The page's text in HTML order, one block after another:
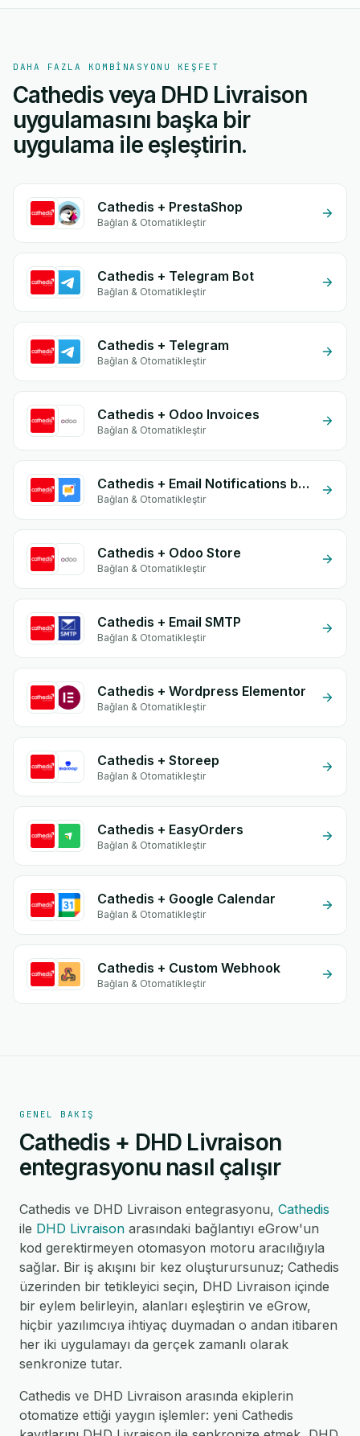
DAHA FAZLA KOMBINASYONU KEŞFET
Cathedis veya DHD Livraison
uygulamasını başka bir
uygulama ile eşleştirin.
Cathedis + PrestaShop
Bağlan & Otomatikleştir
Cathedis + Telegram Bot
Bağlan & Otomatikleştir
Cathedis + Telegram
Bağlan & Otomatikleştir
Cathedis + Odoo Invoices
Bağlan & Otomatikleştir
Cathedis + Email Notifications by eGrow
Bağlan & Otomatikleştir
Cathedis + Odoo Store
Bağlan & Otomatikleştir
Cathedis + Email SMTP
Bağlan & Otomatikleştir
Cathedis + Wordpress Elementor
Bağlan & Otomatikleştir
Cathedis + Storeep
Bağlan & Otomatikleştir
Cathedis + EasyOrders
Bağlan & Otomatikleştir
Cathedis + Google Calendar
Bağlan & Otomatikleştir
Cathedis + Custom Webhook
Bağlan & Otomatikleştir
GENEL BAKIŞ
Cathedis + DHD Livraison
entegrasyonu nasıl çalışır
Cathedis ve DHD Livraison entegrasyonu, Cathedis
ile DHD Livraison arasındaki bağlantıyı eGrow'un
kod gerektirmeyen otomasyon motoru aracılığıyla
sağlar. Bir iş akışını bir kez oluşturursunuz; Cathedis
üzerinden bir tetikleyici seçin, DHD Livraison içinde
bir eylem belirleyin, alanları eşleştirin ve eGrow,
hiçbir yazılımcıya ihtiyaç duymadan o andan itibaren
her iki uygulamayı da gerçek zamanlı olarak
senkronize tutar.
Cathedis ve DHD Livraison arasında ekiplerin
otomatize ettiği yaygın işlemler: yeni Cathedis